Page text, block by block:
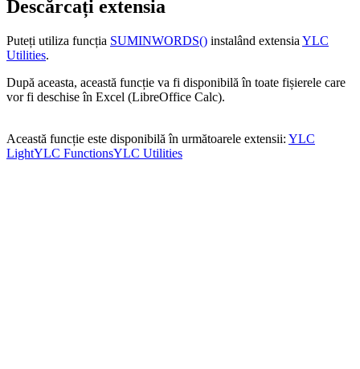
Descărcați extensia
Puteți utiliza funcția SUMINWORDS() instalând extensia YLC
Utilities.
După aceasta, această funcție va fi disponibilă în toate fișierele care
vor fi deschise în Excel (LibreOffice Calc).
Această funcție este disponibilă în următoarele extensii: YLC
LightYLC FunctionsYLC Utilities